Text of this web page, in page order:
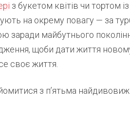
з букетом квітів чи тортом із
на окрему повагу — за
заради майбутнього
щоби дати життя
своє життя.
з п’ятьма